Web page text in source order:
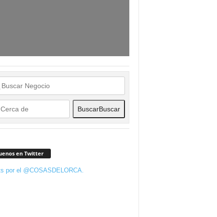
BuscarBuscar
en Twitter
por el @COSASDELORCA.